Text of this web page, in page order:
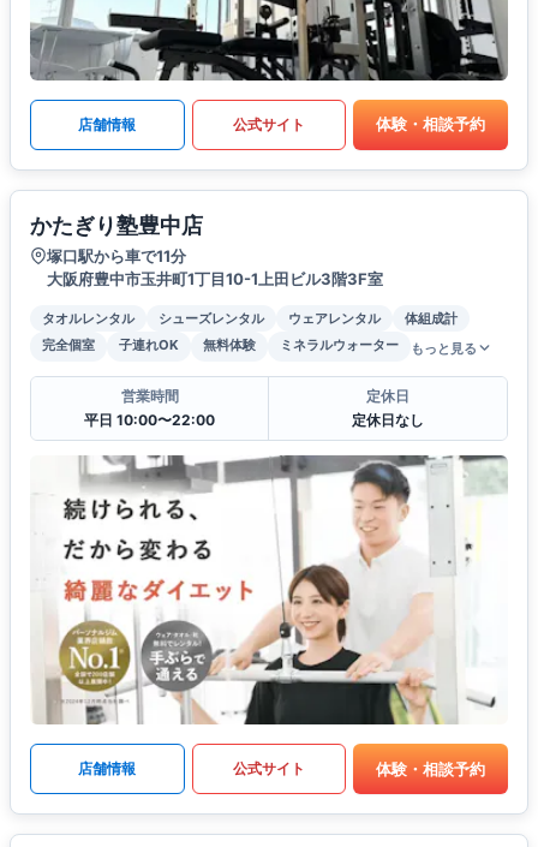
店舗情報 公式サイト 体験・相談予約
かたぎり塾豊中店
塚口駅から車で11分
大阪府豊中市玉井町1丁目10-1上田ビル3階3F室
タオルレンタル シューズレンタル ウェアレンタル
体組成計
完全個室
子連れOK 無料体験 ミネラルウォーター もっと見る
営業時間
平日 10:00〜22:00
定休日
定休日なし
店舗情報 公式サイト 体験・相談予約